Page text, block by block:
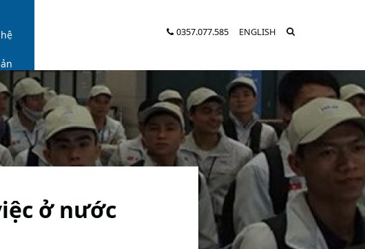
ENGLISH
0357.077.585
ở nước